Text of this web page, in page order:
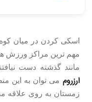
اسکی کردن در میان
مهم ترین مراکز ورزش
مانند گذشته دست
ارزروم می توان به این
زمستان به روی علاقه